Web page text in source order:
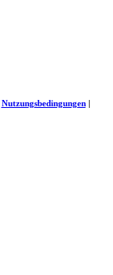
Nutzungsbedingungen|